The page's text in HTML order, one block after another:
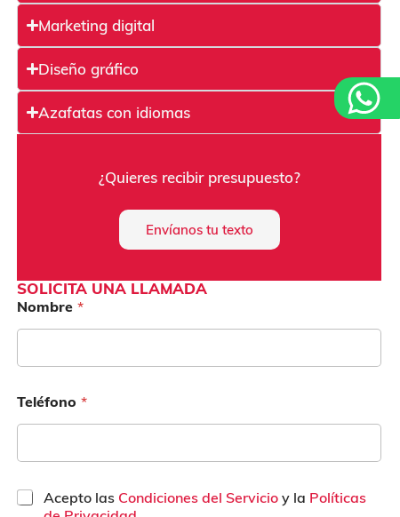
Marketing digital
Diseño gráfico
Azafatas con idiomas
¿Quieres recibir presupuesto?
Envíanos tu texto
SOLICITA UNA LLAMADA
Nombre *
Teléfono *
C
Acepto las Condiciones del Servicio y la Políticas